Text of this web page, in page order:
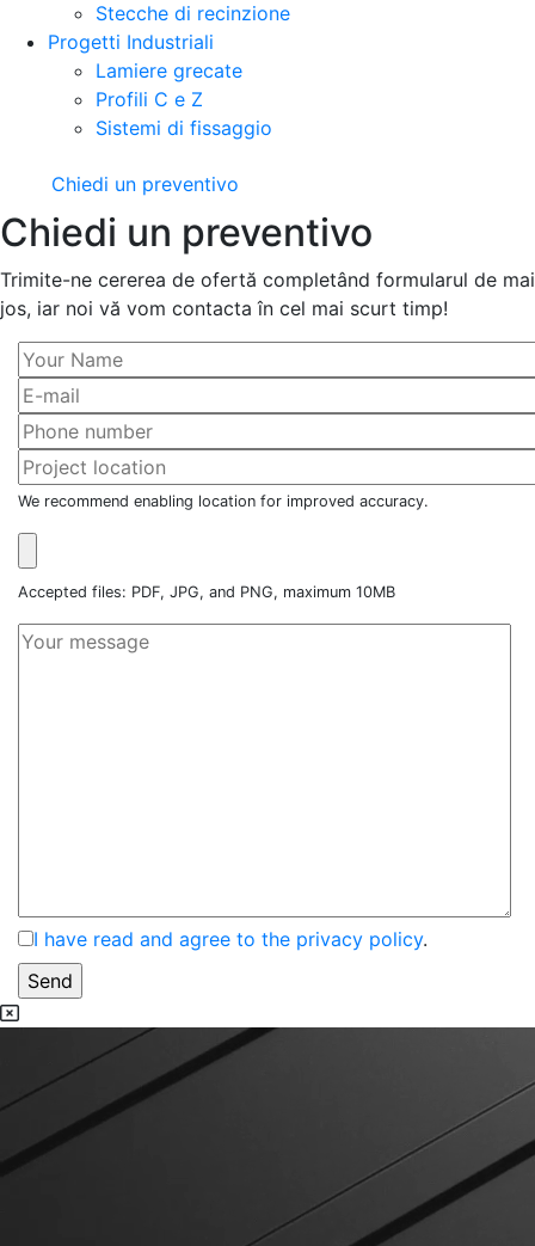
Stecche di recinzione
Progetti Industriali
Lamiere grecate
Profili C e Z
Sistemi di fissaggio
Chiedi un preventivo
Chiedi un preventivo
Trimite-ne cererea de ofertă completând formularul de mai
jos, iar noi vă vom contacta în cel mai scurt timp!
We recommend enabling location for improved accuracy.
Accepted files: PDF, JPG, and PNG, maximum 10MB
I have read and agree to the privacy policy.